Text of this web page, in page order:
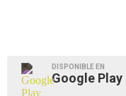
DISPONIBLE EN
Google Play